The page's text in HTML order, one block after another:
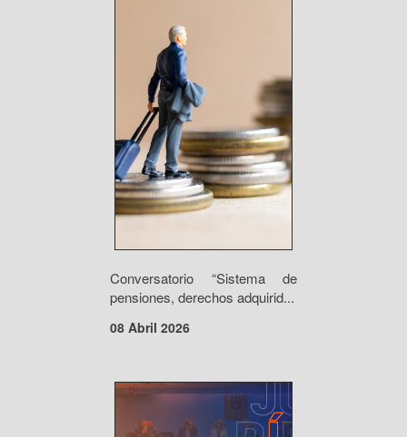
Conversatorio “Sistema de
pensiones, derechos adquirid...
08 Abril 2026